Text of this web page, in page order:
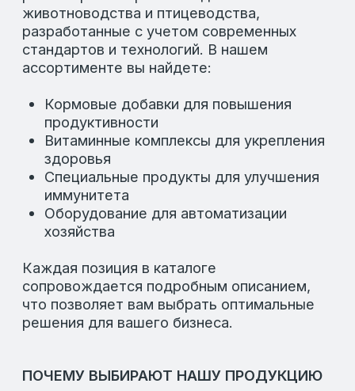
Если у вас возникли вопросы о нашей
дополнительную информацию, мы всегда
готовы помочь. Наши специалисты
предоставят вам всю необходимую
информацию, чтобы вы могли сделать
правильный выбор.
Остались вопросы?
популярные мессенджеры или посетить
страницы LAFEED в соц. сетях.
ЗАДАТЬ ВОПРОСЫ